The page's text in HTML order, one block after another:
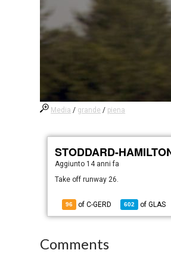
Media / grande / piena
STODDARD-
Aggiunto 14 anni fa
Take off runway 26.
96 of C-GERD 602 ofGLAS
Comments